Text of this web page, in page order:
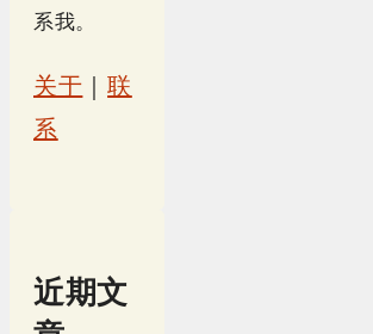
系我。
关于 ｜联
系
近期文